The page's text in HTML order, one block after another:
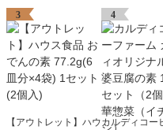
3
【アウトレット】ハウ
4
カルディコー